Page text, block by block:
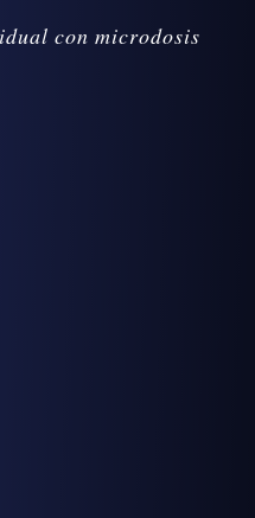
con microdosis